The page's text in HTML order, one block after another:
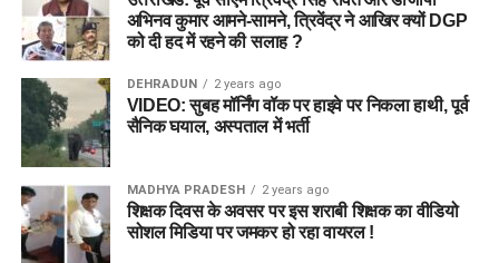
अभिनव कुमार आमने-सामने, त्रिवेंद्र ने आखिर क्यों DGP
को दी हद में रहने की सलाह ?
DEHRADUN 2 years ago
VIDEO: सुबह मॉर्निंग वॉक पर हाइवे पर निकला हाथी, पूर्व
सैनिक घयाल, अस्पताल में भर्ती
MADHYA PRADESH 2 years ago
शिक्षक दिवस के अवसर पर इस शराबी शिक्षक का वीडियो
सोशल मिडिया पर जमकर हो रहा वायरल !